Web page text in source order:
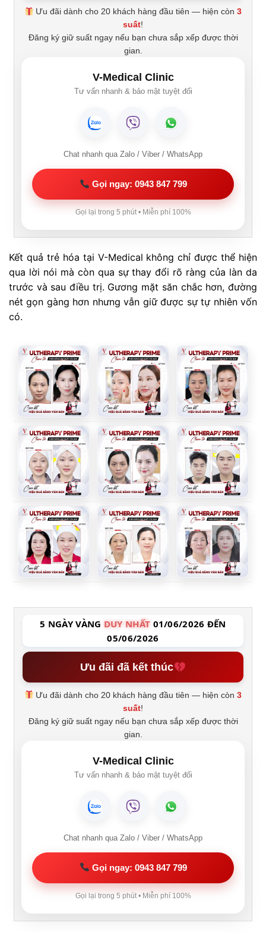
Ưu đãi dành cho 20 khách hàng đầu tiên — hiện còn3
suất!
Đăng ký giữ suất ngay nếu bạn chưa sắp xếp được thời
gian.
V-Medical Clinic
Tư vấn nhanh & bảo mật tuyệt đối
Chat nhanh qua Zalo / Viber / WhatsApp
Gọi ngay: 0943 847 799
Gọi lại trong 5 phút • Miễn phí 100%
Kết quả trẻ hóa tại V-Medical không chỉ được thể hiện
qua lời nói mà còn qua sự thay đổi rõ ràng của làn da
trước và sau điều trị. Gương mặt săn chắc hơn, đường
nét gọn gàng hơn nhưng vẫn giữ được sự tự nhiên vốn
có.
5 NGÀY VÀNG DUY NHẤT 01/06/2026 ĐẾN
05/06/2026
Ưu đãi đã kết thúc
Ưu đãi dành cho 20 khách hàng đầu tiên — hiện còn3
suất!
Đăng ký giữ suất ngay nếu bạn chưa sắp xếp được thời
gian.
V-Medical Clinic
Tư vấn nhanh & bảo mật tuyệt đối
Chat nhanh qua Zalo / Viber / WhatsApp
Gọi ngay: 0943 847 799
Gọi lại trong 5 phút • Miễn phí 100%